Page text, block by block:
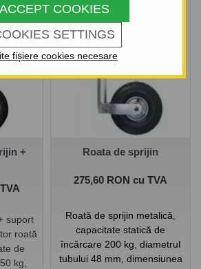
SETTINGS
ACCEPT COOKIES
fișiere cookies necesare
+
suport
roată
de
kg,
Roata de sprijin
Pret
275,60 RON cu TVA
Roată de sprijin metalică,
capacitate statică de
încărcare 200 kg, diametrul
tubului 48 mm, dimensiunea